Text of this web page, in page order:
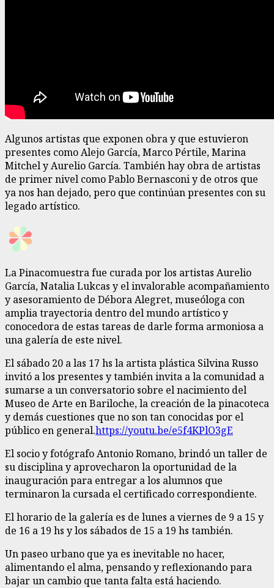
Algunos artistas que exponen obra y que estuvieron
presentes como Alejo García, Marco Pértile, Marina
Mitchel y Aurelio García. También hay obra de artistas
de primer nivel como Pablo Bernasconi y de otros que
ya nos han dejado, pero que continúan presentes con su
legado artístico.
La Pinacomuestra fue curada por los artistas Aurelio
García, Natalia Lukcas y el invalorable acompañamiento
y asesoramiento de Débora Alegret, museóloga con
amplia trayectoria dentro del mundo artístico y
conocedora de estas tareas de darle forma armoniosa a
una galería de este nivel.
El sábado 20 a las 17 hs la artista plástica Silvina Russo
invitó a los presentes y también invita a la comunidad a
sumarse a un conversatorio sobre el nacimiento del
Museo de Arte en Bariloche, la creación de la pinacoteca
y demás cuestiones que no son tan conocidas por el
público en general.https://youtu.be/e5f4KPlO3gE
El socio y fotógrafo Antonio Romano, brindó un taller de
su disciplina y aprovecharon la oportunidad de la
inauguración para entregar a los alumnos que
terminaron la cursada el certificado correspondiente.
El horario de la galería es de lunes a viernes de 9 a 15 y
de 16 a 19 hs y los sábados de 15 a 19 hs también.
Un paseo urbano que ya es inevitable no hacer,
alimentando el alma, pensando y reflexionando para
bajar un cambio que tanta falta está haciendo.